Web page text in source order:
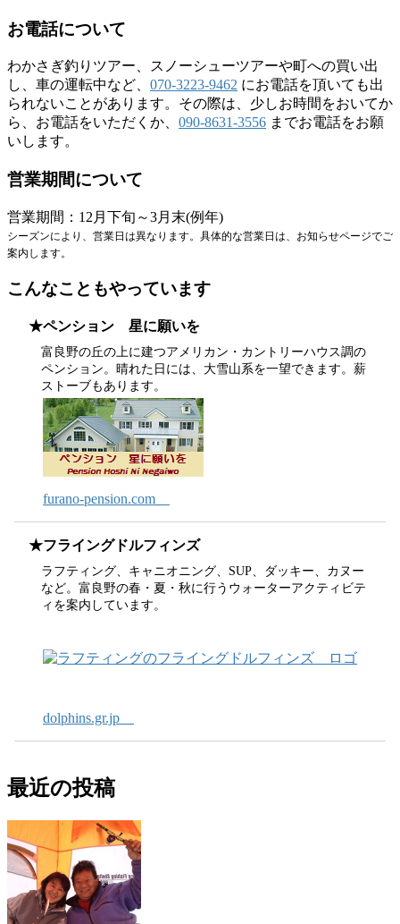
お電話について
わかさぎ釣りツアー、スノーシューツアーや町への買い出
し、車の運転中など、 070-3223-9462 にお電話を頂いても出
られないことがあります。その際は、少しお時間をおいてか
ら、お電話をいただくか、 090-8631-3556 までお電話をお願
いします。
営業期間について
営業期間：12月下旬～3月末(例年)
シーズンにより、営業日は異なります。具体的な営業日は、お知らせページでご
案内します。
こんなこともやっています
★ペンション 星に願いを
富良野の丘の上に建つアメリカン・カントリーハウス調の
ペンション。晴れた日には、大雪山系を一望できます。薪
ストーブもあります。
furano-pension.com
★フライングドルフィンズ
ラフティング、キャニオニング、SUP、ダッキー、カヌー
など。富良野の春・夏・秋に行うウォーターアクティビテ
ィを案内しています。
dolphins.gr.jp
最近の投稿